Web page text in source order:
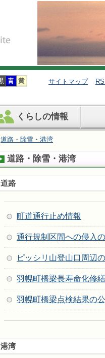
サイトマップ
くらしの情報
道路・除雪・港湾
道路・除雪・港湾
道路
町道通行止め情報
通行規制区間への侵入
ピッシリ山登山口周辺
羽幌町橋梁長寿命化修
羽幌町橋梁­点検結果の­
港湾